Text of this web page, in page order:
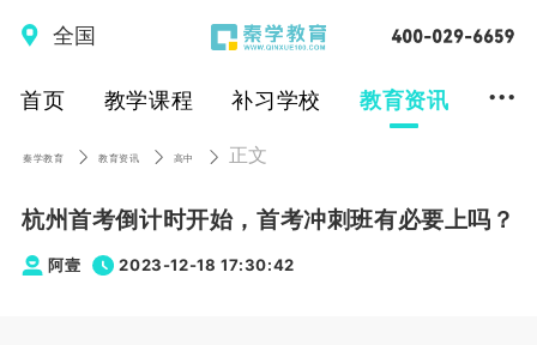
全国
首页 教学课程 补习学校 教育资讯 ...
秦学教育 教育资讯 高中 正文
杭州首考倒计时开始，首考冲刺班有必要上吗？
阿壹 2023-12-18 17:30:42